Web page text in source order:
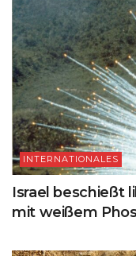
INTERNATIONALES
Israel beschießt
mit weißem